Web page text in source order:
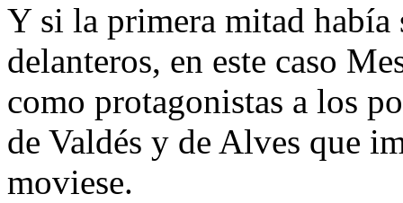
Y si la primera mitad había
delanteros, en este caso
como protagonistas a los
de Valdés y de Alves que
moviese.